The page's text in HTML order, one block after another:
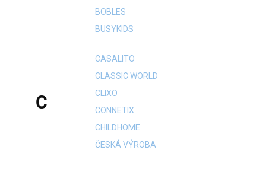
BOBLES
BUSYKIDS
C
CASALITO
CLASSIC WORLD
CLIXO
CONNETIX
CHILDHOME
ČESKÁ VÝROBA